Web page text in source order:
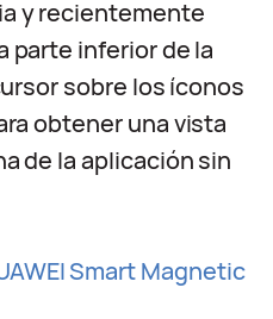
y recientemente
parte inferior de la
sobre los íconos
obtener una vista
de la aplicación sin
Smart Magnetic